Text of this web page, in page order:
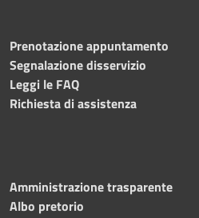
Prenotazione appuntamento
Segnalazione disservizio
Leggi le FAQ
Richiesta di assistenza
Amministrazione trasparente
Albo pretorio